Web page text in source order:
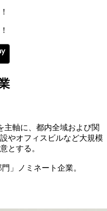
主軸に、都内全域および関
やオフィスビルなど大規模
とする。
」ノミネート企業。